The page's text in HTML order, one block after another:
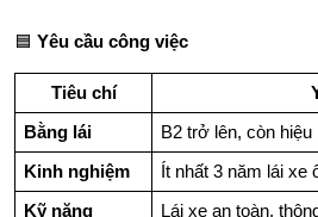
🟦 Yêu cầu công việc
Tiêu chí
Bằng lái B2 trở lên, còn hiệu
Kinh nghiệm Ít nhất 3 năm lái xe
Kỹ năng
Lái xe an toàn,